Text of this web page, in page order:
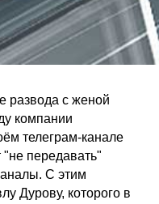
развода с женой
компании
телеграм-канале
"не передавать"
С этим
Дурову, которого в